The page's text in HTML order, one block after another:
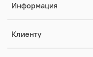
Информация
Клиенту